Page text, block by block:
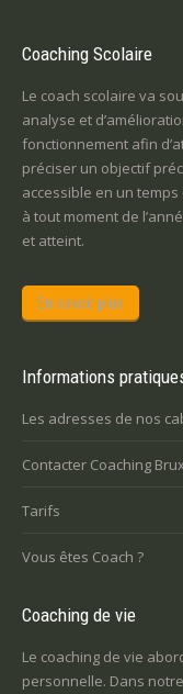
Coaching Scolaire
Le coach scolaire va
analyse et
fonctionnement afin
préciser un objectif
accessible en un
à tout moment de
et atteint.
En savoir plus
Informations
Les adresses de nos
Contacter Coaching
Tarifs
Vous êtes Coach ?
Coaching de vie
Le coaching de vie
personnelle. Dans